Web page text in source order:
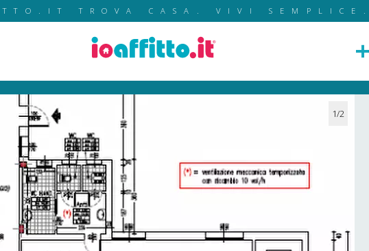
TROVA CASA. VIVI SEMPLICE.
1/2